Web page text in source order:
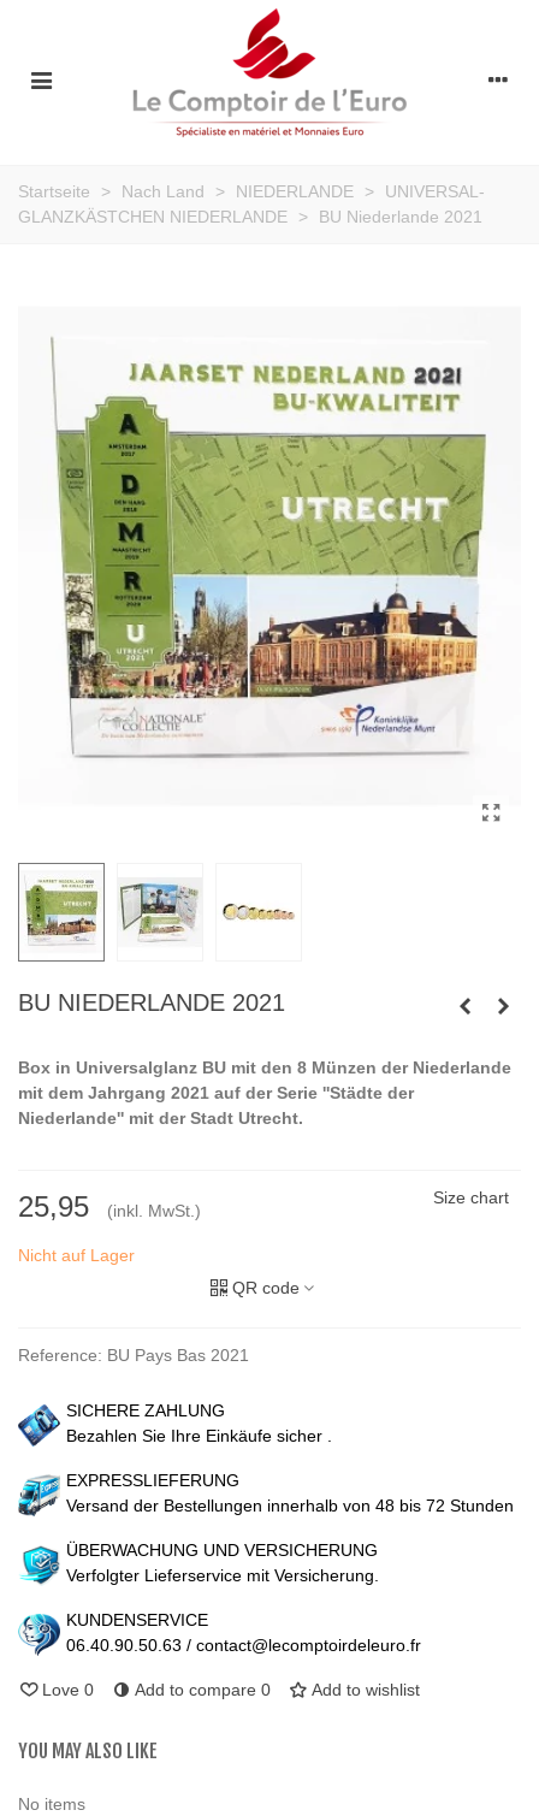
Startseite > Nach Land > NIEDERLANDE >
UNIVERSAL-
GLANZKÄSTCHEN NIEDERLANDE
> BU Niederlande 2021
BU NIEDERLANDE 2021
Box in Universalglanz BU mit den 8 Münzen der Niederlande
mit dem Jahrgang 2021 auf der Serie ''Städte der
Niederlande'' mit der Stadt Utrecht.
25,95 (inkl. MwSt.)
Size chart
Nicht auf Lager
QR code
Reference: BU Pays Bas 2021
SICHERE ZAHLUNG
Bezahlen Sie Ihre Einkäufe sicher .
EXPRESSLIEFERUNG
Versand der Bestellungen innerhalb von 48 bis 72 Stunden
ÜBERWACHUNG UND VERSICHERUNG
Verfolgter Lieferservice mit Versicherung.
KUNDENSERVICE
06.40.90.50.63 / contact@lecomptoirdeleuro.fr
Love 0 Add to compare 0 Add to wishlist
YOU MAY ALSO LIKE
No items